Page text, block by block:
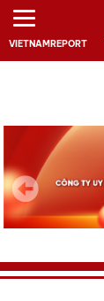
VIETNAMREPORT